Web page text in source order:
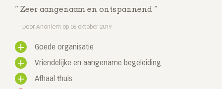
Zeer aangenaam en ontspannend
Door Anoniem op 08 oktober 2019
Goede organisatie
Vriendelijke en aangename begeleiding
Afhaal thuis